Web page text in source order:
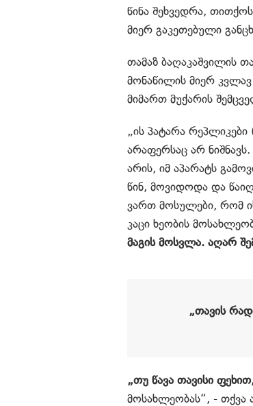
წინა შეხვედრა,
მიერ გაკეთებული
თამაზ ბაღაკაშვილის
მონაწილის მიერ
მიმართ მუქარის
„ის პატარა რეპლიკები
არაფერსაც არ ნიშნავს.
არის, იმ აპარატს
წინ, მოვიდოდა და
ვართ მოსულები, რომ
კაცი ხეობის
მაგის მოსვლა. აღარ
„თავის
„თუ წავა თავისი
მოსახლეობას“, - თქვა